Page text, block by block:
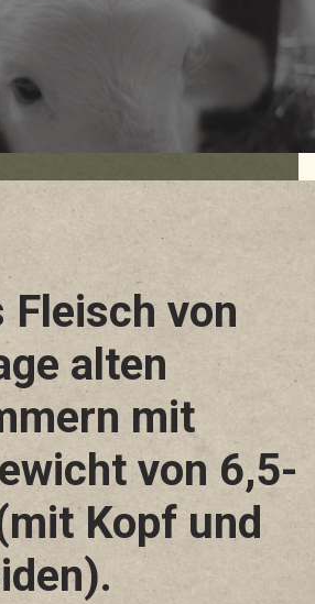
Fleisch von
alten
mit
von 6,5-
Kopf und